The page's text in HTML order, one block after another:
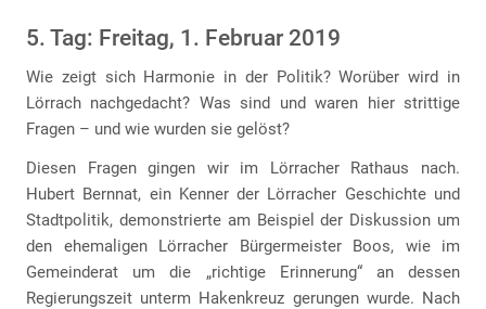
5. Tag: Freitag, 1. Februar 2019
Wie zeigt sich Harmonie in der Politik? Worüber wird in
Lörrach nachgedacht? Was sind und waren hier strittige
Fragen – und wie wurden sie gelöst?
Diesen Fragen gingen wir im Lörracher Rathaus nach.
Hubert Bernnat, ein Kenner der Lörracher Geschichte und
Stadtpolitik, demonstrierte am Beispiel der Diskussion um
den ehemaligen Lörracher Bürgermeister Boos, wie im
Gemeinderat um die „richtige Erinnerung“ an dessen
Regierungszeit unterm Hakenkreuz gerungen wurde. Nach